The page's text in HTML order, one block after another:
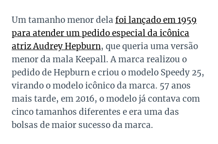
Um tamanho menor dela foi lançado em 1959
para atender um pedido especial da icônica
atriz Audrey Hepburn, que queria uma versão
menor da mala Keepall.A marca realizou o
pedido de Hepburn e criou o modelo Speedy 25,
virando o modelo icônico da marca. 57 anos
mais tarde, em 2016, o modelo já contava com
cinco tamanhos diferentes e era uma das
bolsas de maior sucesso da marca.